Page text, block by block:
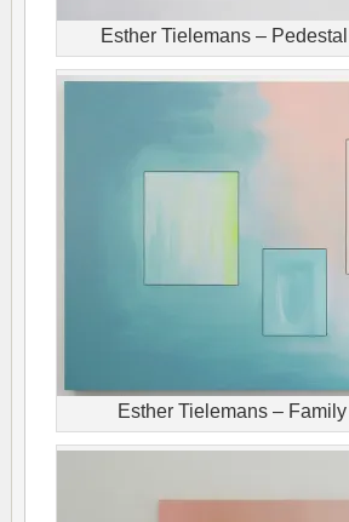
Esther Tielemans –
Esther Tielemans –